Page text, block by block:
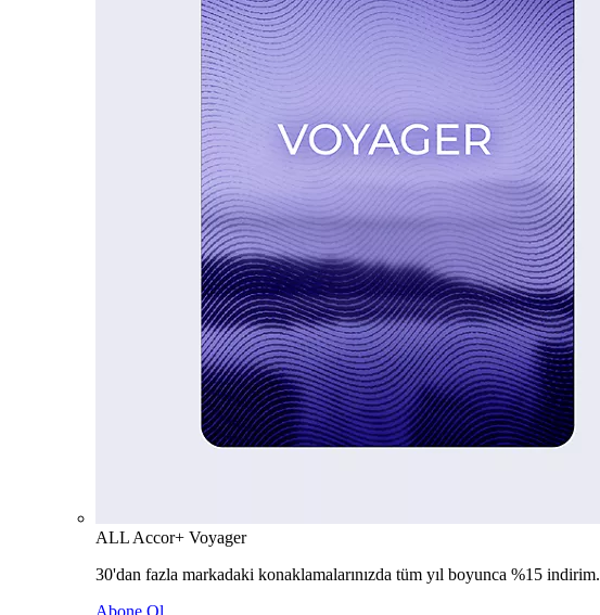
ALL Accor+ Voyager
30'dan fazla markadaki konaklamalarınızda tüm yıl boyunca %15 indirim.
Abone Ol